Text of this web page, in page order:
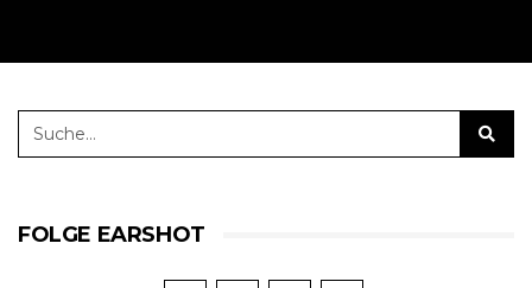
FOLGE EARSHOT